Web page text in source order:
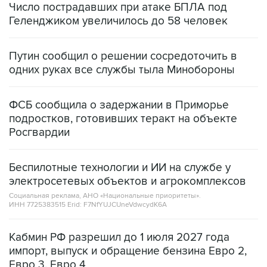
Путин сообщил о решении сосредоточить в
ФСБ сообщила о задержании в Приморье
Росгвардии
Беспилотные технологии и ИИ на службе у
Социальная реклама, АНО «Национальные приоритеты».
ИНН 7725383515 Erid: F7NfYUJCUneVdwcydK6A
Кабмин РФ разрешил до 1 июля 2027 года
Евро 3, Евро 4